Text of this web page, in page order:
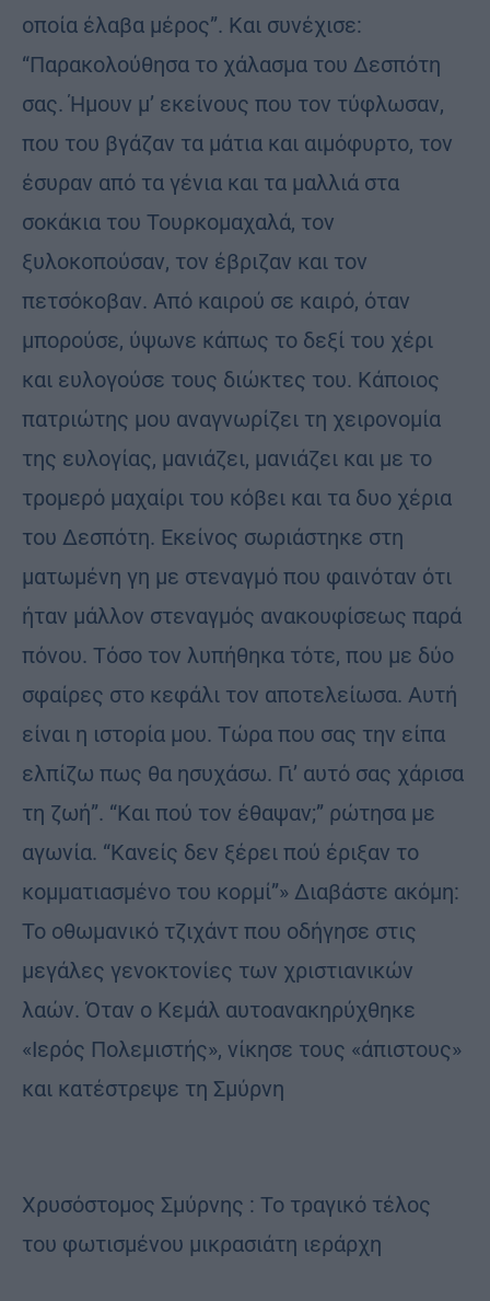
οποία έλαβα μέρος”. Και συνέχισε:
“Παρακολούθησα το χάλασμα του Δεσπότη
σας. Ήμουν μ’ εκείνους που τον τύφλωσαν,
που του βγάζαν τα μάτια και αιμόφυρτο, τον
έσυραν από τα γένια και τα μαλλιά στα
σοκάκια του Τουρκομαχαλά, τον
ξυλοκοπούσαν, τον έβριζαν και τον
πετσόκοβαν. Από καιρού σε καιρό, όταν
μπορούσε, ύψωνε κάπως το δεξί του χέρι
και ευλογούσε τους διώκτες του. Κάποιος
πατριώτης μου αναγνωρίζει τη χειρονομία
της ευλογίας, μανιάζει, μανιάζει και με το
τρομερό μαχαίρι του κόβει και τα δυο χέρια
του Δεσπότη. Εκείνος σωριάστηκε στη
ματωμένη γη με στεναγμό που φαινόταν ότι
ήταν μάλλον στεναγμός ανακουφίσεως παρά
πόνου. Τόσο τον λυπήθηκα τότε, που με δύο
σφαίρες στο κεφάλι τον αποτελείωσα. Αυτή
είναι η ιστορία μου. Τώρα που σας την είπα
ελπίζω πως θα ησυχάσω. Γι’ αυτό σας χάρισα
τη ζωή”. “Και πού τον έθαψαν;” ρώτησα με
αγωνία. “Κανείς δεν ξέρει πού έριξαν το
κομματιασμένο του κορμί”» Διαβάστε ακόμη:
To οθωμανικό τζιχάντ που οδήγησε στις
μεγάλες γενοκτονίες των χριστιανικών
λαών. Όταν ο Κεμάλ αυτοανακηρύχθηκε
«Ιερός Πολεμιστής», νίκησε τους «άπιστους»
και κατέστρεψε τη Σμύρνη
Χρυσόστομος Σμύρνης : Το τραγικό τέλος
του φωτισμένου μικρασιάτη ιεράρχη